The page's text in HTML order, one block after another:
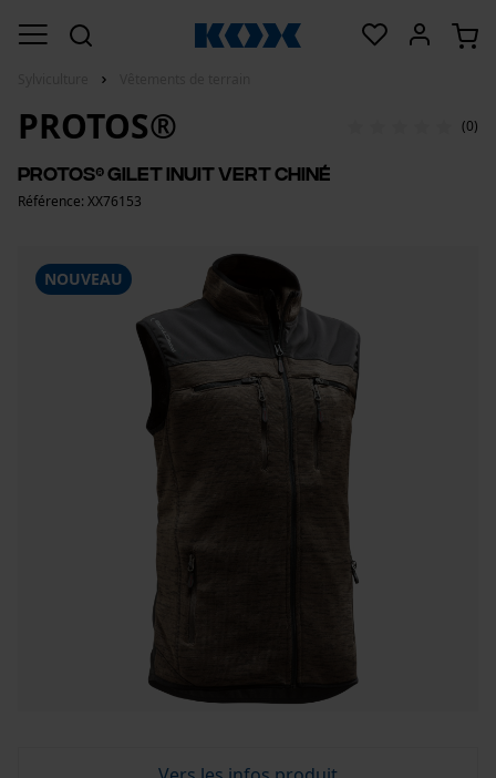
NOUVEAU
PROTOS® (0)
PROTOS® Gilet Inuit Vert chiné
Référence: XX76153